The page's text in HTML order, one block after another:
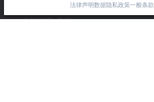
毕孚自动化设备贸易(上海)有限公司
市北智汇园4号楼
法律声明数据隐私政策一般条款